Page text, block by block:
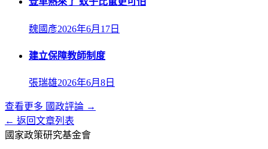
魏國彥2026年6月17日
建立保障教師制度
張瑞雄2026年6月8日
查看更多 國政評論 →
← 返回文章列表
國家政策研究基金會